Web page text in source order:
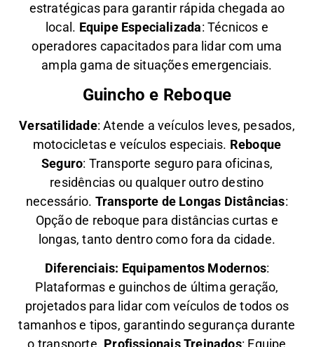
estratégicas para garantir rápida chegada ao
local. Equipe Especializada: Técnicos e
operadores capacitados para lidar com uma
ampla gama de situações emergenciais.
Guincho e Reboque
Versatilidade:Atende a veículos leves, pesados,
motocicletas e veículos especiais. Reboque
Seguro: Transporte seguro para oficinas,
residências ou qualquer outro destino
necessário. Transporte de Longas Distâncias:
Opção de reboque para distâncias curtas e
longas, tanto dentro como fora da cidade.
Diferenciais: Equipamentos Modernos:
Plataformas e guinchos de última geração,
projetados para lidar com veículos de todos os
tamanhos e tipos, garantindo segurança durante
o transporte. Profissionais Treinados: Equipe